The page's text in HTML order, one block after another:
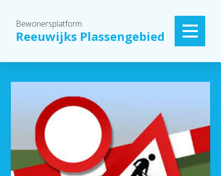
Bewonersplatform
Reeuwijks Plassengebied